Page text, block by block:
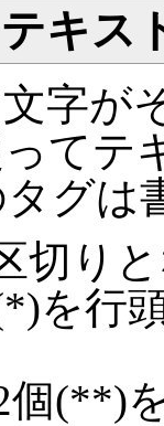
キス
字が
てテ
グは
切り
を行
個(**)